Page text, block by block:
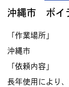
沖縄市 ボイ
「作業場所」
沖縄市
「依頼内容」
長年使用により